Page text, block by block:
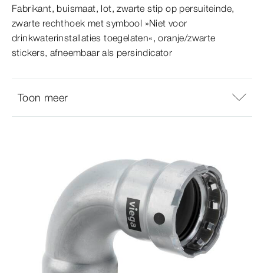
Fabrikant, buismaat, lot, zwarte stip op persuiteinde,
zwarte rechthoek met symbool »Niet voor
drinkwaterinstallaties toegelaten«, oranje/zwarte
stickers, afneembaar als persindicator
Toon meer